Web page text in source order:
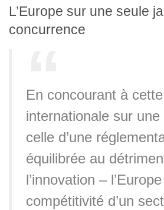
L’Europe sur une seule
concurrence
En concourant à
internationale sur
celle d’une
équilibrée au
l’innovation –
compétitivité d’un